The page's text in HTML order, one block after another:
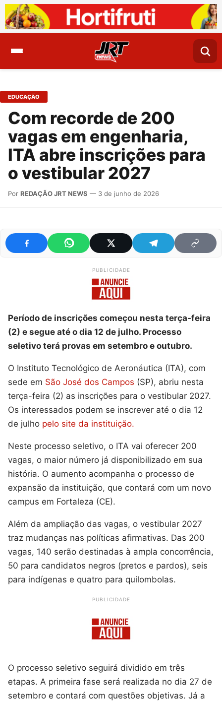
EDUCAÇÃO
Com recorde de 200
vagas em engenharia,
ITA abre inscrições para
o vestibular 2027
Por REDAÇÃO JRT NEWS — 3 de junho de 2026
PUBLICIDADE
Período de inscrições começou nesta terça-feira
(2) e segue até o dia 12 de julho. Processo
seletivo terá provas em setembro e outubro.
O Instituto Tecnológico de Aeronáutica (ITA), com
sede em São José dos Campos (SP), abriu nesta
terça-feira (2) as inscrições para o vestibular 2027.
Os interessados podem se inscrever até o dia 12
de julho pelo site da instituição.
Neste processo seletivo, o ITA vai oferecer 200
vagas, o maior número já disponibilizado em sua
história. O aumento acompanha o processo de
expansão da instituição, que contará com um novo
campus em Fortaleza (CE).
Além da ampliação das vagas, o vestibular 2027
traz mudanças nas políticas afirmativas. Das 200
vagas, 140 serão destinadas à ampla concorrência,
50 para candidatos negros (pretos e pardos), seis
para indígenas e quatro para quilombolas.
PUBLICIDADE
O processo seletivo seguirá dividido em três
etapas. A primeira fase será realizada no dia 27 de
setembro e contará com questões objetivas. Já a